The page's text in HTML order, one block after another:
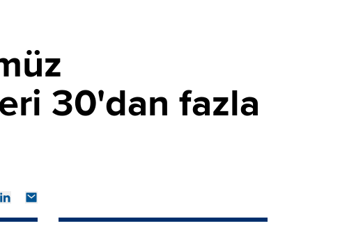
30'dan fazla